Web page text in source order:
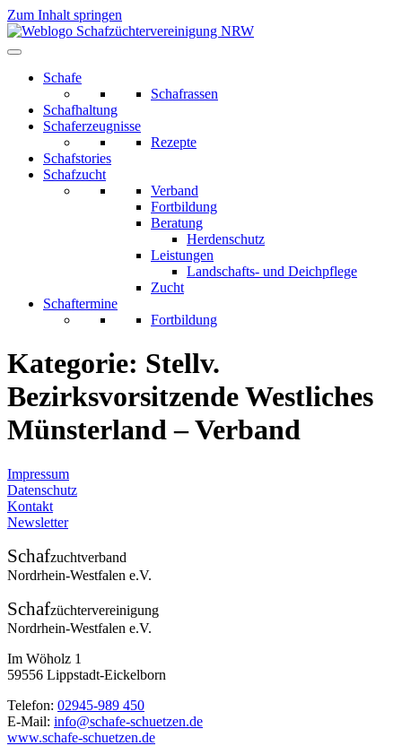
Zum Inhalt springen
Schafe
Schafrassen
Schafhaltung
Schaferzeugnisse
Rezepte
Schafstories
Schafzucht
Verband
Fortbildung
Beratung
Herdenschutz
Leistungen
Landschafts- und Deichpflege
Zucht
Schaftermine
Fortbildung
Kategorie: Stellv.
Bezirksvorsitzende Westliches
Münsterland – Verband
Impressum
Datenschutz
Kontakt
Newsletter
Schafzuchtverband
Nordrhein-Westfalen e.V.
Schafzüchtervereinigung
Nordrhein-Westfalen e.V.
Im Wöholz 1
59556 Lippstadt-Eickelborn
Telefon: 02945-989 450
E-Mail: info@schafe-schuetzen.de
www.schafe-schuetzen.de